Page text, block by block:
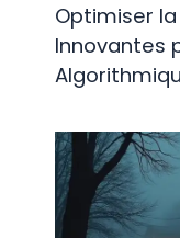
Optimiser
Innovantes